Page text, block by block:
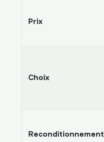
Prix
Choix
Reconditionnement